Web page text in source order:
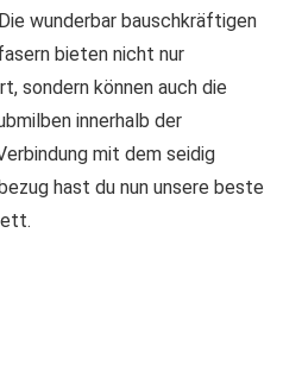
wunderbar bauschkräftigen
bieten nicht nur
sondern können auch die
innerhalb der
mit dem seidig
hast du nun unsere beste